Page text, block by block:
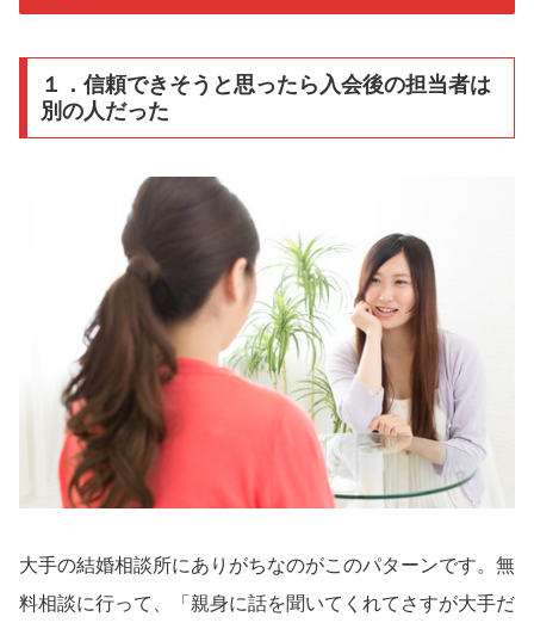
１．信頼できそうと思ったら入会後の担当者は
別の人だった
大手の結婚相談所にありがちなのがこのパターンです。無
料相談に行って、「親身に話を聞いてくれてさすが大手だ